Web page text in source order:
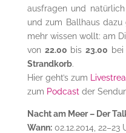
ausfragen und
und zum Ballhaus
mehr wissen wollt: am
von22.00 bis 23.00 bei
Strandkorb.
Hier geht’s zum
zum Podcast der
Nacht am Meer – Der
Wann:02.12.2014, 22–23